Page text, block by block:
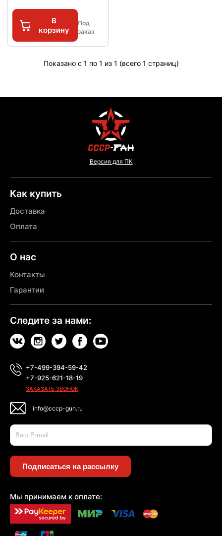
В
корзину
Под
заказ
Показано с 1 по 1 из 1 (всего 1 страниц)
Версия для ПК
Как купить
Доставка
Оплата
О нас
Контакты
Гарантии
Следите за нами:
+7-499-394-59-42
+7-925-621-18-19
ЗАКАЗАТЬ ЗВОНОК
info@cccp-gun.ru
Подписаться на рассылку
Мы принимаем к оплате: